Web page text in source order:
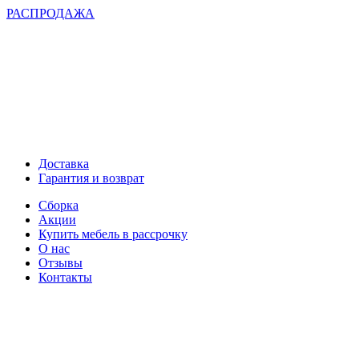
РАСПРОДАЖА
Доставка
Гарантия и возврат
Сборка
Акции
Купить мебель в рассрочку
О нас
Отзывы
Контакты